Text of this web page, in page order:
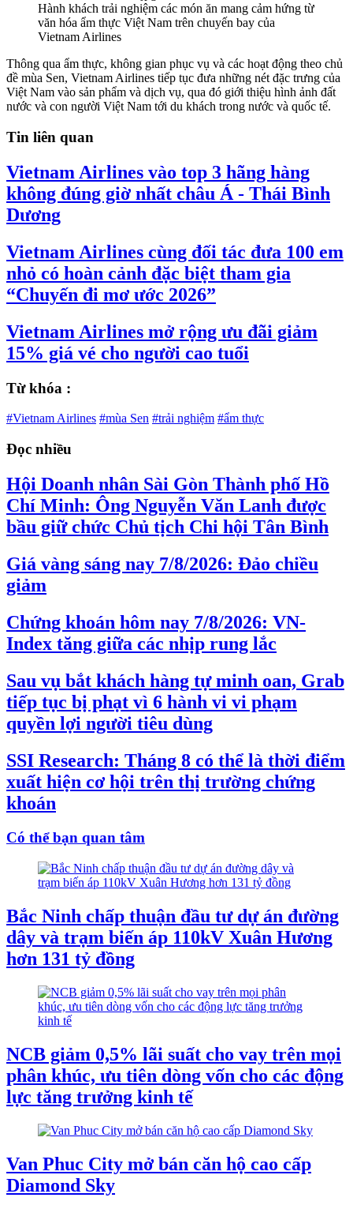
Hành khách trải nghiệm các món ăn mang cảm hứng từ
văn hóa ẩm thực Việt Nam trên chuyến bay của
Vietnam Airlines
Thông qua ẩm thực, không gian phục vụ và các hoạt động theo chủ
đề mùa Sen, Vietnam Airlines tiếp tục đưa những nét đặc trưng của
Việt Nam vào sản phẩm và dịch vụ, qua đó giới thiệu hình ảnh đất
nước và con người Việt Nam tới du khách trong nước và quốc tế.
Tin liên quan
Vietnam Airlines vào top 3 hãng hàng
không đúng giờ nhất châu Á - Thái Bình
Dương
Vietnam Airlines cùng đối tác đưa 100 em
nhỏ có hoàn cảnh đặc biệt tham gia
“Chuyến đi mơ ước 2026”
Vietnam Airlines mở rộng ưu đãi giảm
15% giá vé cho người cao tuổi
Từ khóa :
#Vietnam Airlines #mùa Sen #trải nghiệm #ẩm thực
Đọc nhiều
Hội Doanh nhân Sài Gòn Thành phố Hồ
Chí Minh: Ông Nguyễn Văn Lanh được
bầu giữ chức Chủ tịch Chi hội Tân Bình
Giá vàng sáng nay 7/8/2026: Đảo chiều
giảm
Chứng khoán hôm nay 7/8/2026: VN-
Index tăng giữa các nhịp rung lắc
Sau vụ bắt khách hàng tự minh oan, Grab
tiếp tục bị phạt vì 6 hành vi vi phạm
quyền lợi người tiêu dùng
SSI Research: Tháng 8 có thể là thời điểm
xuất hiện cơ hội trên thị trường chứng
khoán
Có thể bạn quan tâm
Bắc Ninh chấp thuận đầu tư dự án đường
dây và trạm biến áp 110kV Xuân Hương
hơn 131 tỷ đồng
NCB giảm 0,5% lãi suất cho vay trên mọi
phân khúc, ưu tiên dòng vốn cho các động
lực tăng trưởng kinh tế
Van Phuc City mở bán căn hộ cao cấp
Diamond Sky